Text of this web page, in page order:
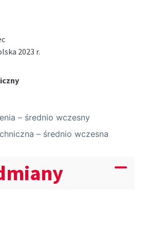
2023 r.
– średnio wczesny
– średnio wczesna